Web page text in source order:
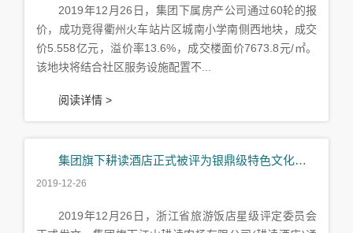
2019年12月26日，集团下属房产公司通过60轮的报
价，成功竞得衢州火车站片区城南小学南侧西地块，成交
价5.558亿元，溢价率13.6%，成交楼面价7673.8元/㎡。
该地块将结合社区服务设施配置不...
阅读详情 >
集团旗下耕读酒店正式被评为银鼎级特色文化主题饭店
2019-12-26
2019年12月26日，浙江省旅游饭店星级评定委员会